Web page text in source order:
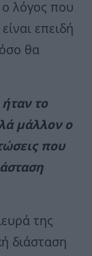
ο λόγος που
επειδή
θα
το
μάλλον ο
που
της
διάσταση